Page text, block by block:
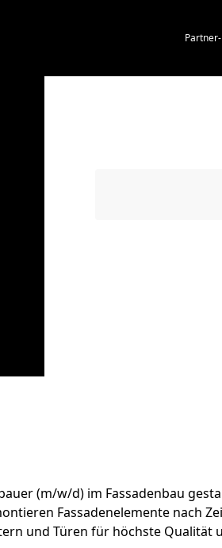
(m/w/d) im Fassadenbau
Fassadenelemente nach
und Türen für höchste Qualität